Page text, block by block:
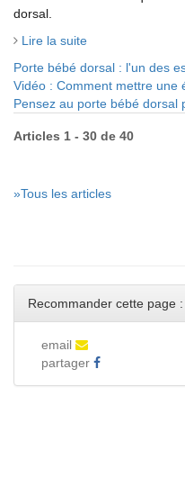
dorsal.
Lire la suite
Porte bébé dorsal : l'un des
Vidéo : Comment mettre une
Pensez au porte bébé dorsal
Articles 1 - 30 de 40
»Tous les articles
Recommander cette page :
email
partager